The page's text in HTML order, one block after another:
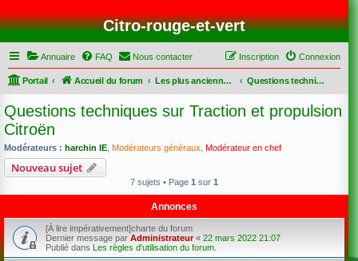
Citro-rouge-et-vert
Annuaire FAQ Nous contacter Connexion
Inscription
Portail Accueil du forum Les plus anciennes dont les Traction Questions techniques sur Traction et propulsion Citroën
Questions techniques sur Traction et propulsion
Citroën
Modérateurs : harchin IE Modérateurs généraux Modérateur en chef
Nouveau sujet
7 sujets • Page 1 sur 1
Annonces
[À lire impérativement]charte du forum
Dernier message par Administrateur« 22 mars 2022 21:07
Publié dans Les règles d'utilisation du forum.